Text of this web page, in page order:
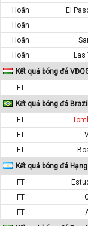
Hoãn
El
Hoãn
Hoãn
Hoãn
Las
Kết quả bóng đá
FT
Kết quả bóng đá
FT
FT
FT
Kết quả bóng đá
FT
FT
FT